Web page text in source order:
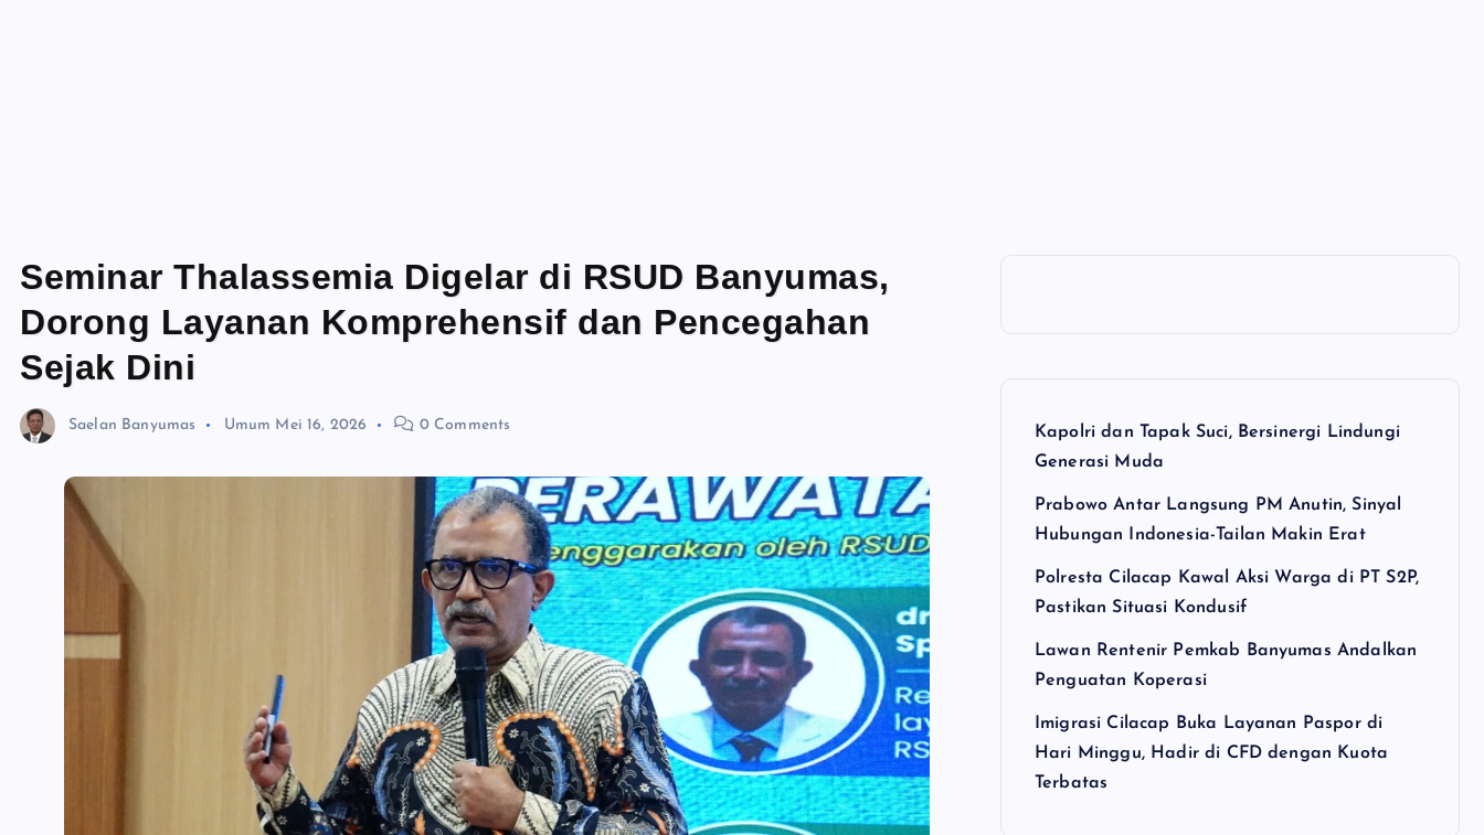
Seminar Thalassemia Digelar di RSUD Banyumas,
Dorong Layanan Komprehensif dan Pencegahan
Sejak Dini
Saelan Banyumas Umum Mei 16, 2026 0 Comments
Kapolri dan Tapak Suci, Bersinergi Lindungi
Generasi Muda
Prabowo Antar Langsung PM Anutin, Sinyal
Hubungan Indonesia-Tailan Makin Erat
Polresta Cilacap Kawal Aksi Warga di PT S2P,
Pastikan Situasi Kondusif
Lawan Rentenir Pemkab Banyumas Andalkan
Penguatan Koperasi
Imigrasi Cilacap Buka Layanan Paspor di
Hari Minggu, Hadir di CFD dengan Kuota
Terbatas